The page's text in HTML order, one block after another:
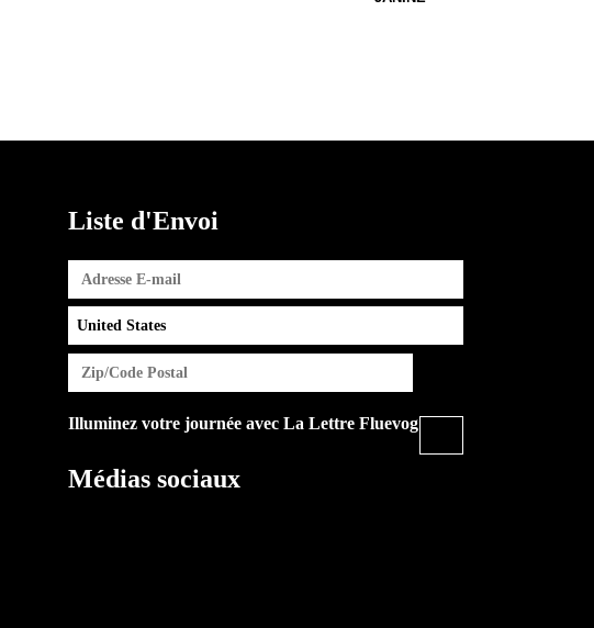
Liste d'Envoi
Illuminez votre journée avec La Lettre Fluevog
Médias sociaux